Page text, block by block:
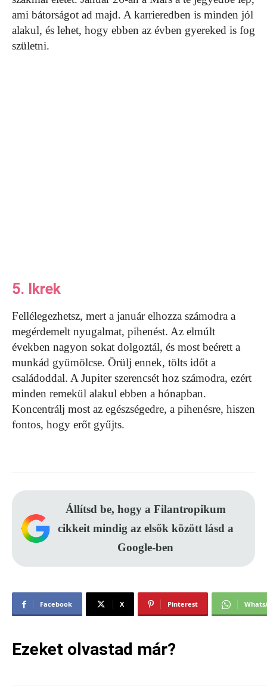
ami bátorságot ad majd. A karrieredben is minden jól
alakul, és lehet, hogy ebben az évben gyereked is fog
születni.
5. Ikrek
Fellélegezhetsz, mert a január elhozza számodra a
megérdemelt nyugalmat, pihenést. Az elmúlt
években nagyon sokat dolgoztál, és most beérett a
munkád gyümölcse. Örülj ennek, tölts időt a
családoddal. A Jupiter szerencsét hoz számodra, ezért
minden remekül alakul ebben a hónapban.
Koncentrálj most az egészségedre, a pihenésre, hiszen
fontos, hogy erőt gyűjts.
Állítsd be, hogy a Filantropikum
cikkeit mindig az elsők között lásd a
Google-ben
Facebook X Pinterest
Ezeket olvastad már?